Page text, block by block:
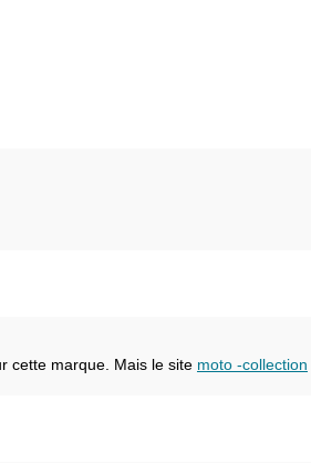
cette marque. Mais le site moto -collection